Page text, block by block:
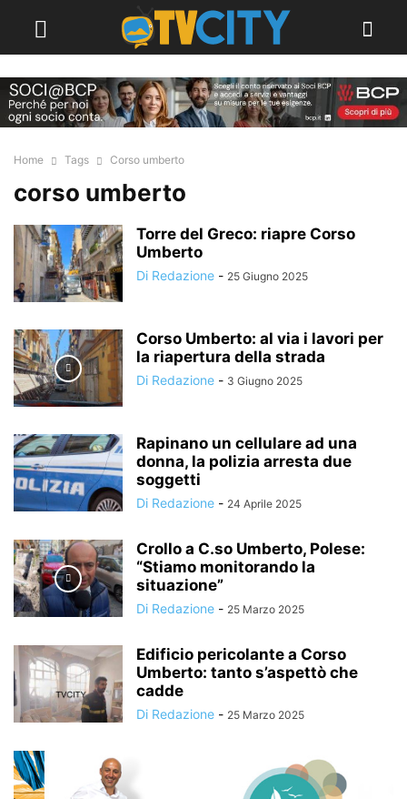
Home Tags Corso umberto
corso umberto
Torre del Greco: riapre Corso
Umberto
Di Redazione - 25 Giugno 2025
Corso Umberto: al via i lavori per
la riapertura della strada
Di Redazione - 3 Giugno 2025
Rapinano un cellulare ad una
donna, la polizia arresta due
soggetti
Di Redazione - 24 Aprile 2025
Crollo a C.so Umberto, Polese:
“Stiamo monitorando la
situazione”
Di Redazione - 25 Marzo 2025
Edificio pericolante a Corso
Umberto: tanto s’aspettò che
cadde
Di Redazione - 25 Marzo 2025